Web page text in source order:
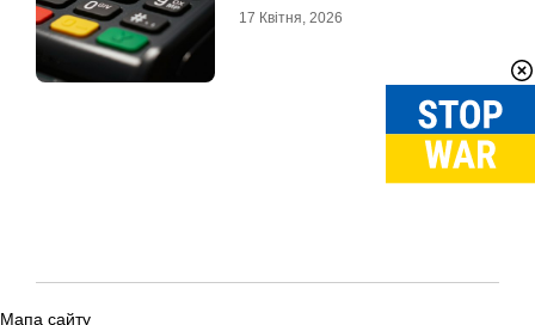
17 Квітня, 2026
Мапа сайту